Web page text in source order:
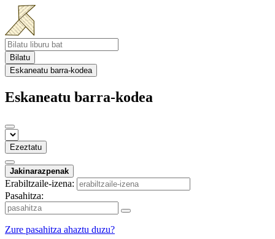
Bilatu
Eskaneatu barra-kodea
Eskaneatu barra-kodea
Ezeztatu
Jakinarazpenak
Erabiltzaile-izena:
Pasahitza:
Zure pasahitza ahaztu duzu?